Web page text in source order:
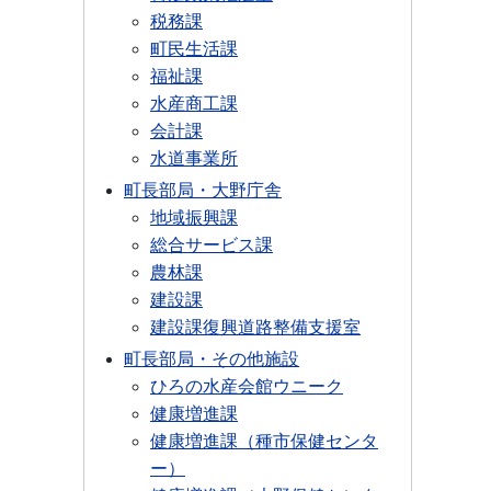
税務課
町民生活課
福祉課
水産商工課
会計課
水道事業所
町長部局・大野庁舎
地域振興課
総合サービス課
農林課
建設課
建設課復興道路整備支援室
町長部局・その他施設
ひろの水産会館ウニーク
健康増進課
健康増進課（種市保健センタ
ー）